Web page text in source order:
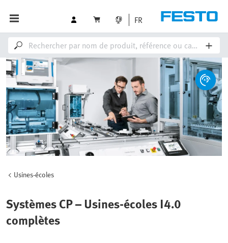
FR
Usines-écoles
Systèmes CP – Usines-écoles I4.0
complètes